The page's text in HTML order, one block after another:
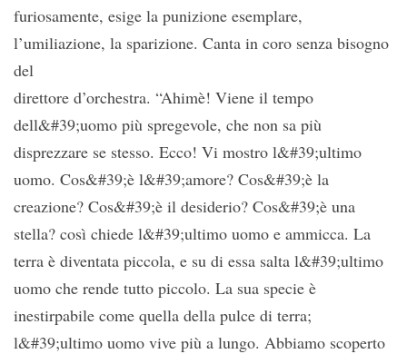
furiosamente, esige la punizione esemplare,
l’umiliazione, la sparizione. Canta in coro senza bisogno
del
direttore d’orchestra. “Ahimè! Viene il tempo
dell&#39;uomo più spregevole, che non sa più
disprezzare se stesso. Ecco! Vi mostro l&#39;ultimo
uomo. Cos&#39;è l&#39;amore? Cos&#39;è la
creazione? Cos&#39;è il desiderio? Cos&#39;è una
stella? così chiede l&#39;ultimo uomo e ammicca. La
terra è diventata piccola, e su di essa salta l&#39;ultimo
uomo che rende tutto piccolo. La sua specie è
inestirpabile come quella della pulce di terra;
l&#39;ultimo uomo vive più a lungo. Abbiamo scoperto